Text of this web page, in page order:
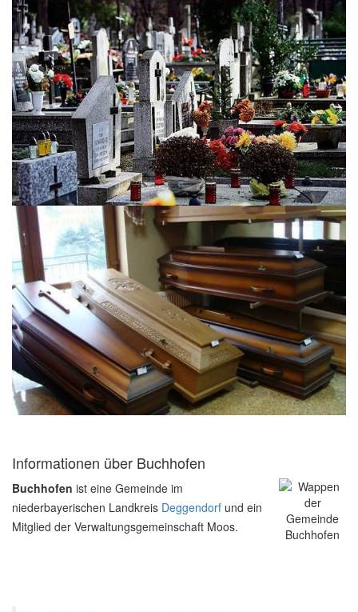
Informationen über Buchhofen
Buchhofen ist eine Gemeinde im
niederbayerischen Landkreis Deggendorf und ein
Mitglied der Verwaltungsgemeinschaft Moos.